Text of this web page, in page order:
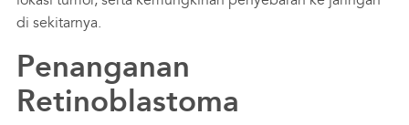
di sekitarnya.
Penanganan
Retinoblastoma